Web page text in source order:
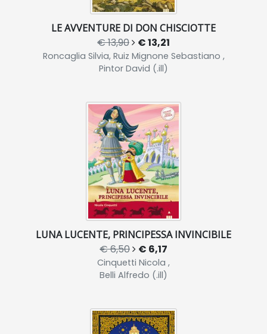
LE AVVENTURE DI DON CHISCIOTTE
€ 13,90 € 13,21
Roncaglia Silvia, Ruiz Mignone Sebastiano ,
Pintor David (.ill)
LUNA LUCENTE, PRINCIPESSA INVINCIBILE
€ 6,50 € 6,17
Cinquetti Nicola ,
Belli Alfredo (.ill)